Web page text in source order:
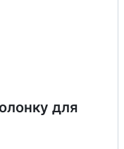
для